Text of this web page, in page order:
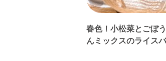
春色！小松菜とごぼ
んミックスのライス